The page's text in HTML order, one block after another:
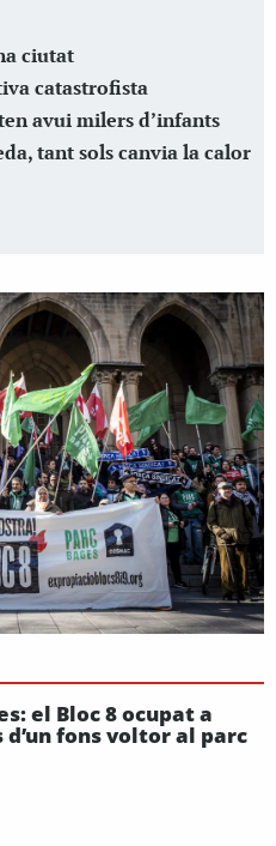
ciutat
catastrofista
avui milers d’infants
tant sols canvia la calor
el Bloc 8 ocupat a
fons voltor al parc